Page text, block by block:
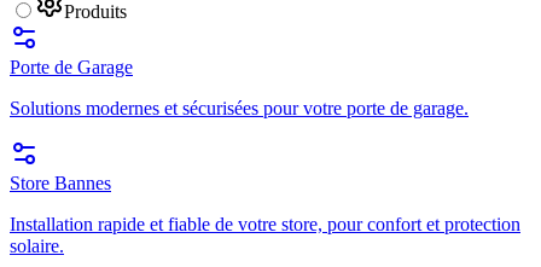
Produits
Porte de Garage
Solutions modernes et sécurisées pour votre porte de garage.
Store Bannes
Installation rapide et fiable de votre store, pour confort et protection
solaire.